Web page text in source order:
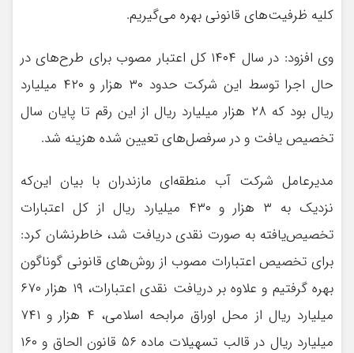
کلیه ظرفیت‌های قانونی بهره می‌گیریم.
وی افزود: در سال ۱۴۰۴ کل اعتبار مصوب برای طرح‌های در
حال اجرا توسط این شرکت حدود ۳۰ هزار و ۴۲۰ میلیارد
ریال بود که ۲۸ هزار میلیارد ریال از این رقم تا پایان سال
تخصیص یافت و در سرفصل‌های تعیین شده هزینه شد.
مدیرعامل شرکت آب منطقه‌ای مازندران با بیان این‌که
نزدیک به ۳ هزار و ۴۳۰ میلیارد ریال از کل اعتبارات
تخصیص‌یافته به صورت نقدی دریافت شد، خاطرنشان کرد:
برای تخصیص اعتبارات مصوب از روش‌های قانونی گوناگون
بهره گرفتیم و علاوه بر دریافت نقدی اعتبارات، ۱۹ هزار ۶۷۰
میلیارد ریال از محل اوراق مرابحه اسلامی، ۴ هزار و ۷۴۱
میلیارد ریال در قالب تسهیلات ماده ۵۶ قانون الحاق و ۱۶۰